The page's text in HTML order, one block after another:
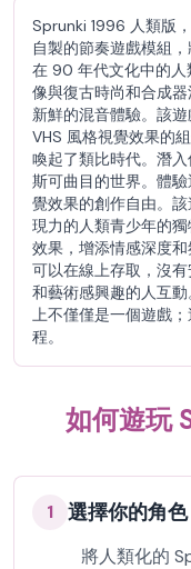
Sprunki 1996 人類版
自製的節奏遊戲模組
在 90 年代文化中的人
像與復古時尚和合成
新鮮的混音體驗。該
VHS 風格視覺效果的
喚起了類比時代。潛
斯可曲目的世界。體
覺效果的創作自由。
現力的人類青少年的
效果，增添情感深度
可以在線上存取，沒
和藝術感興趣的人互
上不僅僅是一個遊戲
程。
如何遊玩
1 選擇你的角色
將人類化的